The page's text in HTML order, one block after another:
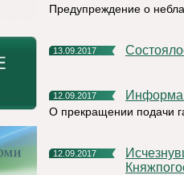
Предупреждение о
13.09.2017
12.09.2017
О прекращении подачи
12.09.2017
Исчезнувшие и исчезающие поселения на территории